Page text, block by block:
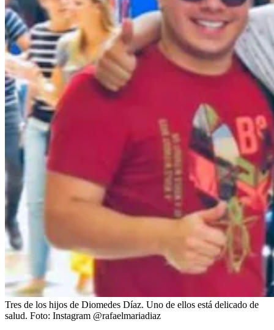
Tres de los hijos de Diomedes Díaz. Uno de ellos está delicado de
salud. Foto: Instagram @rafaelmariadiaz